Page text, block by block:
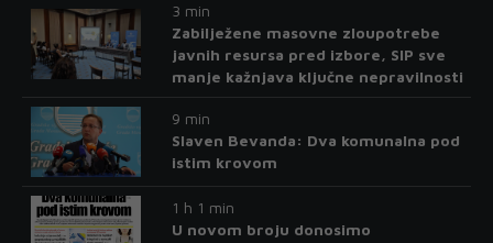
3 min
Zabilježene masovne zloupotrebe
javnih resursa pred izbore, SIP sve
manje kažnjava ključne nepravilnosti
9 min
Slaven Bevanda: Dva komunalna pod
istim krovom
1 h 1 min
U novom broju donosimo